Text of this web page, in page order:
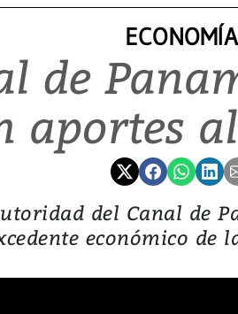
ECONOMÍA
de
aportes
del Canal de
económico de